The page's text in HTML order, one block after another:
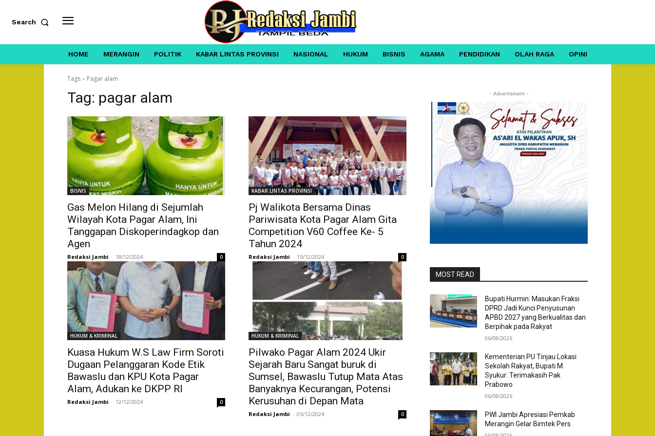
Search
HOME MERANGIN POLITIK KABAR LINTAS PROVINSI NASIONAL HUKUM BISNIS AGAMA PENDIDIKAN OLAH RAGA OPINI
Tags Pagar alam
Tag: pagar alam
BISNIS
Gas Melon Hilang di Sejumlah
Wilayah Kota Pagar Alam, Ini
Tanggapan Diskoperindagkop dan
Agen
Redaksi Jambi - 18/12/2024 0
KABAR LINTAS PROVINSI
Pj Walikota Bersama Dinas
Pariwisata Kota Pagar Alam Gita
Competition V60 Coffee Ke- 5
Tahun 2024
Redaksi Jambi - 15/12/2024 0
HUKUM & KRIMINAL
Kuasa Hukum W.S Law Firm Soroti
Dugaan Pelanggaran Kode Etik
Bawaslu dan KPU Kota Pagar
Alam, Adukan ke DKPP RI
Redaksi Jambi - 12/12/2024 0
HUKUM & KRIMINAL
Pilwako Pagar Alam 2024 Ukir
Sejarah Baru Sangat buruk di
Sumsel, Bawaslu Tutup Mata Atas
Banyaknya Kecurangan, Potensi
Kerusuhan di Depan Mata
Redaksi Jambi - 05/12/2024 0
- Advertisment -
MOST READ
Bupati Hurmin: Masukan Fraksi
DPRD Jadi Kunci Penyusunan
APBD 2027 yang Berkualitas dan
Berpihak pada Rakyat
06/08/2026
Kementerian PU Tinjau Lokasi
Sekolah Rakyat, Bupati M.
Syukur: Terimakasih Pak
Prabowo
06/08/2026
PWI Jambi Apresiasi Pemkab
Merangin Gelar Bimtek Pers